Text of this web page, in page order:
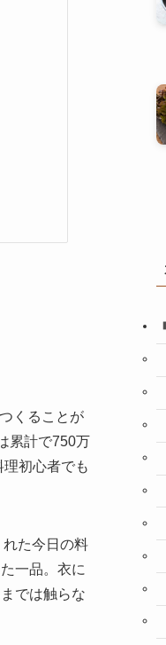
くることが
累計で750万
初心者でも
た今日の料
一品。衣に
では触らな